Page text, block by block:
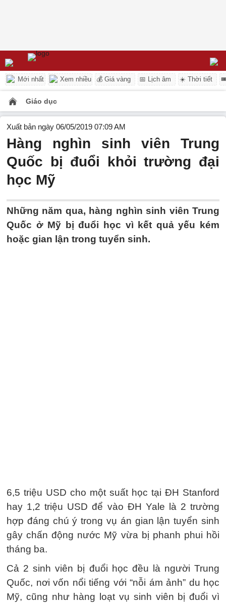
Mới nhất Xem nhiều 💰 Giá vàng 📅 Lịch âm ☀️ Thời tiết
Giáo dục
Xuất bản ngày 06/05/2019 07:09 AM
Hàng nghìn sinh viên Trung
Quốc bị đuổi khỏi trường đại
học Mỹ
Những năm qua, hàng nghìn sinh viên Trung
Quốc ở Mỹ bị đuổi học vì kết quả yếu kém
hoặc gian lận trong tuyển sinh.
6,5 triệu USD cho một suất học tại ĐH Stanford
hay 1,2 triệu USD để vào ĐH Yale là 2 trường
hợp đáng chú ý trong vụ án gian lận tuyển sinh
gây chấn động nước Mỹ vừa bị phanh phui hồi
tháng ba.
Cả 2 sinh viên bị đuổi học đều là người Trung
Quốc, nơi vốn nổi tiếng với “nỗi ám ảnh” du học
Mỹ, cũng như hàng loạt vụ sinh viên bị đuổi vì